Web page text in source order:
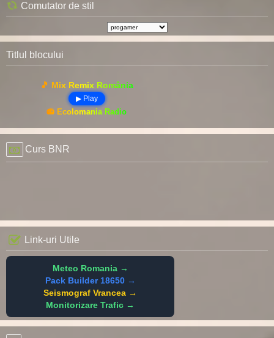
Comutator de stil
Titlul blocului
🎵 Mix Remix România
▶ Play
📻 Ecolomania Radio
Curs BNR
Link-uri Utile
Meteo Romania →
Pack Builder 18650 →
Seismograf Vrancea →
Monitorizare Trafic →